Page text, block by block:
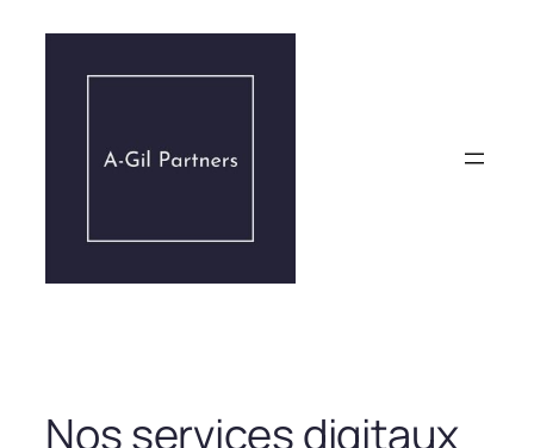
contenu
Nos services digitaux